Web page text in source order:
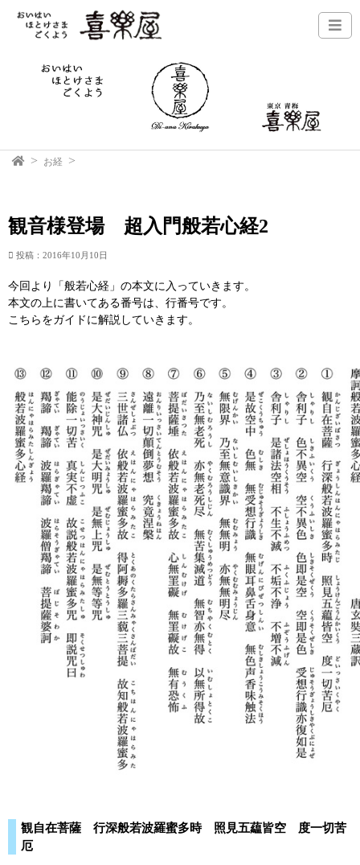
お経
観音様登場 超入門般若心経2
投稿：2016年10月10日
今回より「般若心経」の本文に入っていきます。
本文の上に書いてある番号は、行番号です。
こちらをガイドに解説していきます。
観自在菩薩 行深般若波羅蜜多時 照見五藴皆空 度一切苦
厄